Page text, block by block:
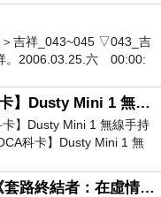
步處理真理。它不只
想提供象徵與修行框
是「能量」﹑「頻
便開始氾濫。它們之
便的滿足感：既可以
結果身心靈一旦離開
檢驗、卻又聲稱自己
吉祥_043~045 ▽043_吉
。2006.03.25.六 00:00:
開箱｜【KOCA科卡】Dusty Mini 1 無線手持吸塵器
】Dusty Mini 1 無線手持
科卡】Dusty Mini 1 無
吸、能吹兼具兩
和AI 共創小說，《套路終結者：在虛情假意的劇本裡活出人格》